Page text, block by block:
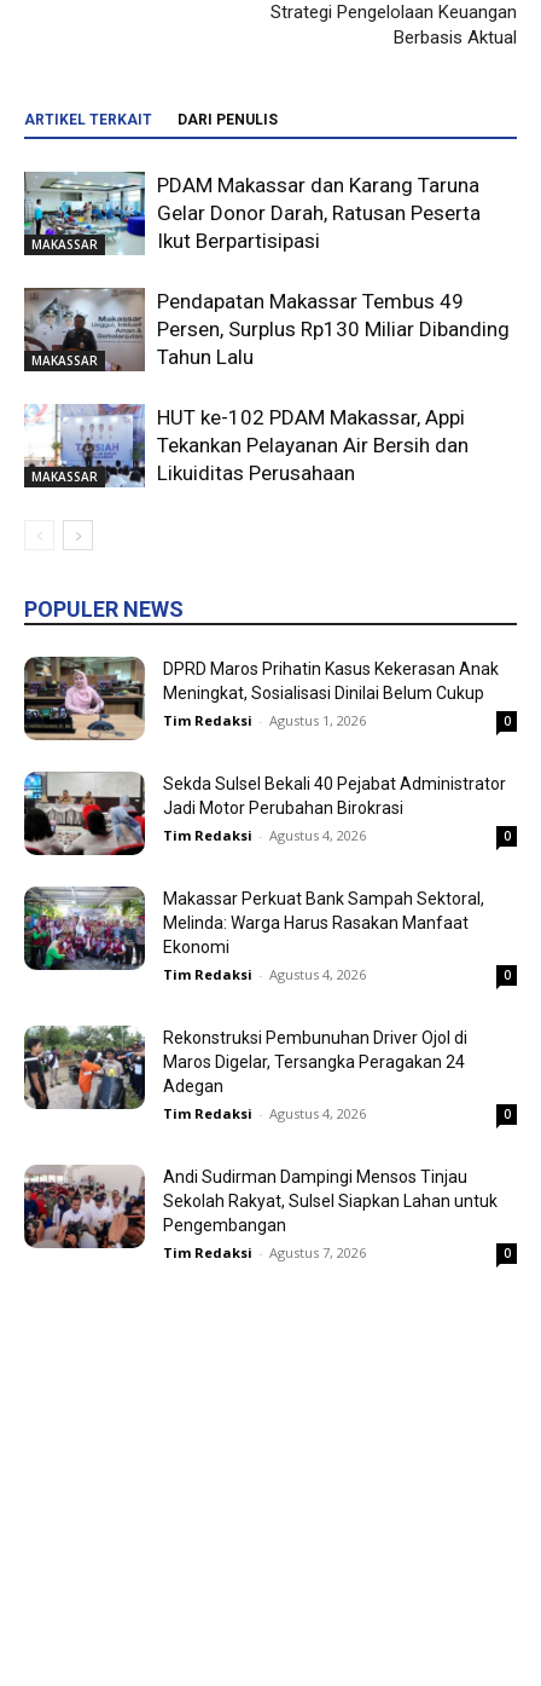
Strategi Pengelolaan Keuangan
Berbasis Aktual
ARTIKEL TERKAIT DARI PENULIS
MAKASSAR
PDAM Makassar dan Karang Taruna
Gelar Donor Darah, Ratusan Peserta
Ikut Berpartisipasi
MAKASSAR
Pendapatan Makassar Tembus 49
Persen, Surplus Rp130 Miliar Dibanding
Tahun Lalu
MAKASSAR
HUT ke-102 PDAM Makassar, Appi
Tekankan Pelayanan Air Bersih dan
Likuiditas Perusahaan
POPULER NEWS
DPRD Maros Prihatin Kasus Kekerasan Anak
Meningkat, Sosialisasi Dinilai Belum Cukup
Tim Redaksi - Agustus 1, 2026 0
Sekda Sulsel Bekali 40 Pejabat Administrator
Jadi Motor Perubahan Birokrasi
Tim Redaksi - Agustus 4, 2026 0
Makassar Perkuat Bank Sampah Sektoral,
Melinda: Warga Harus Rasakan Manfaat
Ekonomi
Tim Redaksi - Agustus 4, 2026 0
Rekonstruksi Pembunuhan Driver Ojol di
Maros Digelar, Tersangka Peragakan 24
Adegan
Tim Redaksi - Agustus 4, 2026 0
Andi Sudirman Dampingi Mensos Tinjau
Sekolah Rakyat, Sulsel Siapkan Lahan untuk
Pengembangan
Tim Redaksi - Agustus 7, 2026 0